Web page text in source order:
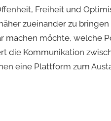
Freiheit und
zueinander zu
machen möchte, welche
die Kommunikation
eine Plattform zum